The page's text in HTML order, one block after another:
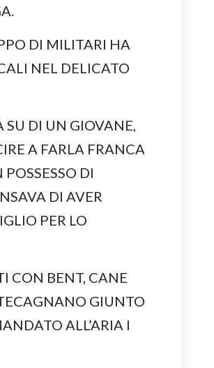
DI MILITARI HA
NEL DELICATO
SU DI UN GIOVANE,
A FARLA FRANCA
DI
DI AVER
PER LO
CON BENT, CANE
GIUNTO
ALL’ARIA I